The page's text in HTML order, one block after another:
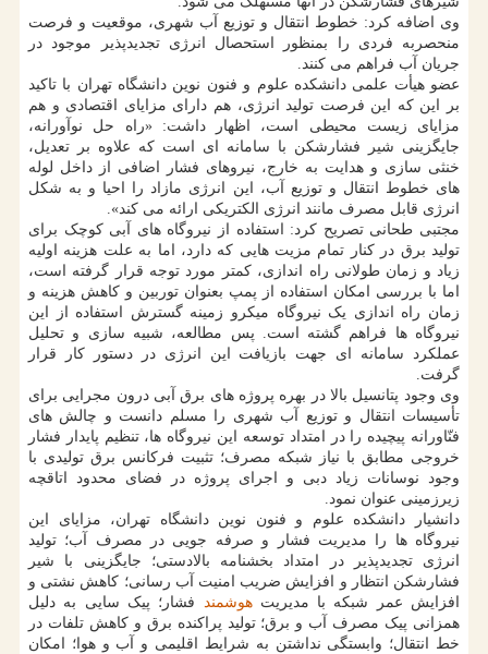
وی اضافه کرد: خطوط انتقال و توزیع آب شهری، موقعیت و فرصت
منحصربه فردی را بمنظور استحصال انرژی تجدیدپذیر موجود در
جریان آب فراهم می کنند.
عضو هیأت علمی دانشکده علوم و فنون نوین دانشگاه تهران با تاکید
بر این که این فرصت تولید انرژی، هم دارای مزایای اقتصادی و هم
مزایای زیست محیطی است، اظهار داشت: «راه حل نوآورانه،
جایگزینی شیر فشارشکن با سامانه ای است که علاوه بر تعدیل،
خنثی سازی و هدایت به خارج، نیروهای فشار اضافی از داخل لوله
های خطوط انتقال و توزیع آب، این انرژی مازاد را احیا و به شکل
انرژی قابل مصرف مانند انرژی الکتریکی ارائه می کند».
مجتبی طحانی تصریح کرد: استفاده از نیروگاه های آبی کوچک برای
تولید برق در کنار تمام مزیت هایی که دارد، اما به علت هزینه اولیه
زیاد و زمان طولانی راه اندازی، کمتر مورد توجه قرار گرفته است،
اما با بررسی امکان استفاده از پمپ بعنوان توربین و کاهش هزینه و
زمان راه اندازی یک نیروگاه میکرو زمینه گسترش استفاده از این
نیروگاه ها فراهم گشته است. پس مطالعه، شبیه سازی و تحلیل
عملکرد سامانه ای جهت بازیافت این انرژی در دستور کار قرار
گرفت.
وی وجود پتانسیل بالا در بهره پروژه های برق آبی درون مجرایی برای
تأسیسات انتقال و توزیع آب شهری را مسلم دانست و چالش های
فنّاورانه پیچیده را در امتداد توسعه این نیروگاه ها، تنظیم پایدار فشار
خروجی مطابق با نیاز شبکه مصرف؛ تثبیت فرکانس برق تولیدی با
وجود نوسانات زیاد دبی و اجرای پروژه در فضای محدود اتاقچه
زیرزمینی عنوان نمود.
دانشیار دانشکده علوم و فنون نوین دانشگاه تهران، مزایای این
نیروگاه ها را مدیریت فشار و صرفه جویی در مصرف آب؛ تولید
انرژی تجدیدپذیر در امتداد بخشنامه بالادستی؛ جایگزینی با شیر
فشارشکن انتظار و افزایش ضریب امنیت آب رسانی؛ کاهش نشتی و
افزایش عمر شبکه با مدیریتهوشمند
فشار؛ پیک سایی به دلیل
همزانی پیک مصرف آب و برق؛ تولید پراکنده برق و کاهش تلفات در
خط انتقال؛ وابستگی نداشتن به شرایط اقلیمی و آب و هوا؛ امکان